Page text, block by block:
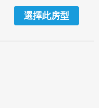
選擇此房型